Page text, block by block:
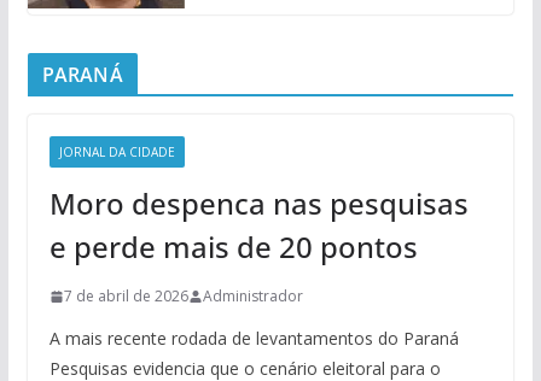
PARANÁ
JORNAL DA CIDADE
Moro despenca nas pesquisas
e perde mais de 20 pontos
7 de abril de 2026 Administrador
A mais recente rodada de levantamentos do Paraná
Pesquisas evidencia que o cenário eleitoral para o